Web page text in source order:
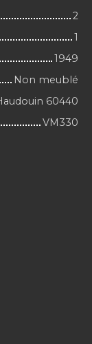
2
1
1949
Non meublé
60440
VM330